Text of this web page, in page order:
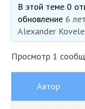
В этой теме 0
обновление 6
Alexander
Просмотр 1
Автор